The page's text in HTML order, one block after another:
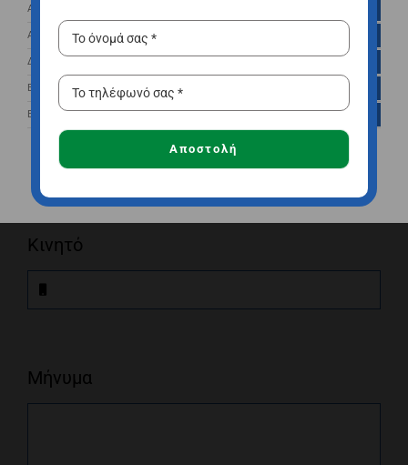
email
Κινητό
Μήνυμα
Αποθήκευση Αναλυτικών Στοιχείων (Analytics Storage)
Αποθήκευση Διαφημίσεων (Ad Storage)
Δεδομένα Χρήστη για Διαφημίσεις (Ad User Data)
Εξατομίκευση Διαφημίσεων (Ad Personalization)
Ενσωματώσεις τρίτων μερών (Third Party Embeds)
Αποδοχή όλων
ή κάλεσε στο2310888082Δευ-Παρ
8:00-16:00
Αποστολή